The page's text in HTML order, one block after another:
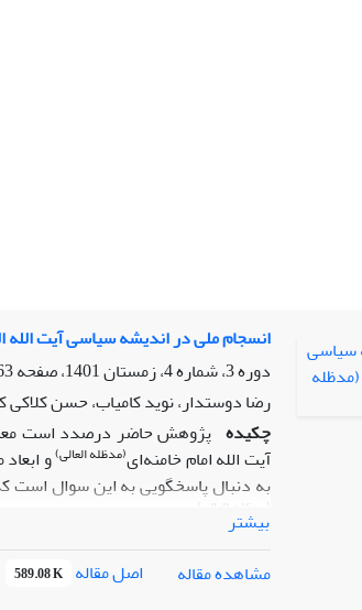
انسجام ملی در اندیشه سیاسی آیت الله
دوره 3، شماره 4، زمستان 1401، صفحه
رضا دوستدار، نوید کامیاب، حسن کلاکی
چکیده پژوهش حاضر درصدد است
آیت الله امام خامنه‌ای(مدظله العالی)و
به دنبال پاسخگویی به این سوال است
(مدظله العالی)
راهکارهای ارتقای انسجام ملی از
در خصوص انسجام ملی سخنرانی
بیشتر
مشاهده مقاله
اصل مقاله 589.08 K